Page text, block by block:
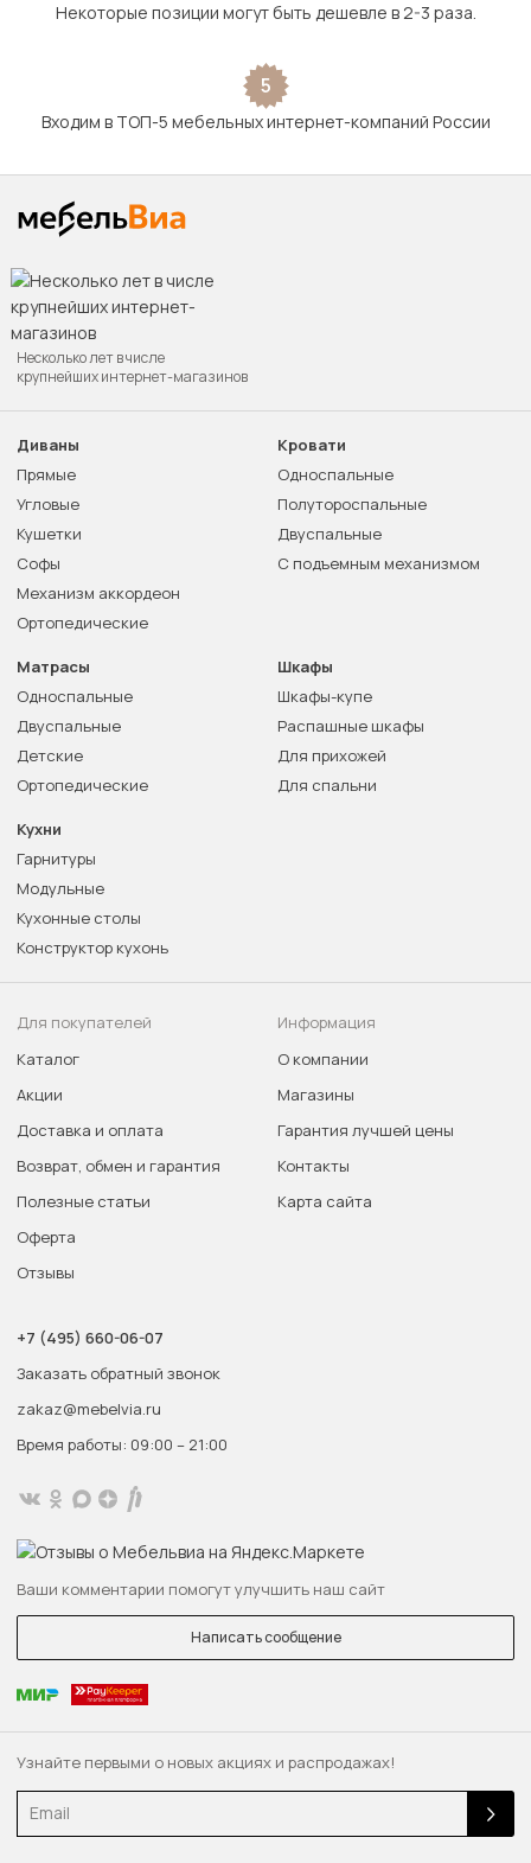
Некоторые позиции могут быть дешевле в 2-3 раза.
5
Входим в ТОП-5 мебельных интернет-компаний России
Узнайте первыми о новых акциях и распродажах!
Email
Несколько лет в числе
крупнейших интернет-магазинов
Диваны
Прямые
Угловые
Кушетки
Софы
Механизм аккордеон
Ортопедические
Кровати
Односпальные
Полутороспальные
Двуспальные
С подъемным механизмом
Матрасы
Односпальные
Двуспальные
Детские
Ортопедические
Шкафы
Шкафы-купе
Распашные шкафы
Для прихожей
Для спальни
Кухни
Гарнитуры
Модульные
Кухонные столы
Конструктор кухонь
Для покупателей
Каталог
Акции
Доставка и оплата
Возврат, обмен и гарантия
Полезные статьи
Оферта
Отзывы
Информация
О компании
Магазины
Гарантия лучшей цены
Контакты
Карта сайта
+7 (495) 660-06-07
Заказать обратный звонок
zakaz@mebelvia.ru
Время работы: 09:00 – 21:00
Ваши комментарии помогут улучшить наш сайт
Написать сообщение